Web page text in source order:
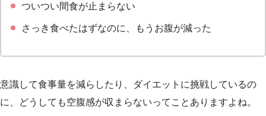
ついつい間食が止まらない
さっき食べたはずなのに、もうお腹が減った
意識して食事量を減らしたり、ダイエットに挑戦しているの
に、どうしても空腹感が収まらないってことありますよね。